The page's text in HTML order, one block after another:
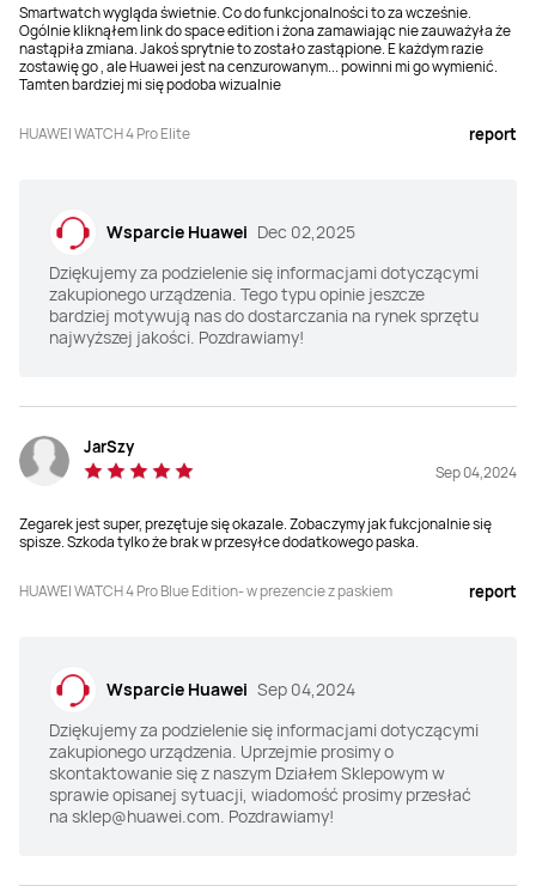
Smartwatch wygląda świetnie. Co do funkcjonalności to za wcześnie.
Ogólnie kliknąłem link do space edition i żona zamawiając nie zauważyła że
nastąpiła zmiana. Jakoś sprytnie to zostało zastąpione. E każdym razie
zostawię go , ale Huawei jest na cenzurowanym... powinni mi go wymienić.
Tamten bardziej mi się podoba wizualnie
HUAWEI WATCH 4 Pro Elite report
Wsparcie Huawei Dec 02,2025
Dziękujemy za podzielenie się informacjami dotyczącymi
zakupionego urządzenia. Tego typu opinie jeszcze
bardziej motywują nas do dostarczania na rynek sprzętu
najwyższej jakości. Pozdrawiamy!
JarSzy
Sep 04,2024
Zegarek jest super, prezętuje się okazale. Zobaczymy jak fukcjonalnie się
spisze. Szkoda tylko że brak w przesyłce dodatkowego paska.
HUAWEI WATCH 4 Pro Blue Edition- w prezencie z paskiem report
Wsparcie Huawei Sep 04,2024
Dziękujemy za podzielenie się informacjami dotyczącymi
zakupionego urządzenia. Uprzejmie prosimy o
skontaktowanie się z naszym Działem Sklepowym w
sprawie opisanej sytuacji, wiadomość prosimy przesłać
na sklep@huawei.com. Pozdrawiamy!